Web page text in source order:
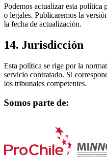
Podemos actualizar esta política
o legales. Publicaremos la
la fecha de actualización.
14. Jurisdicción
Esta política se rige por la
servicio contratado. Si
los tribunales competentes.
Somos parte de: